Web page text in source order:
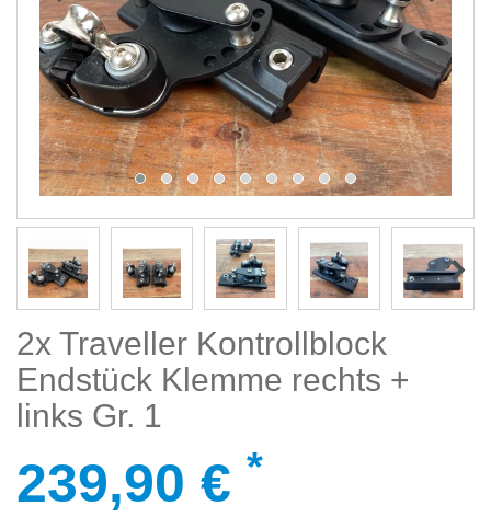
2x Traveller Kontrollblock
Endstück Klemme rechts +
links Gr. 1
239,90 € *